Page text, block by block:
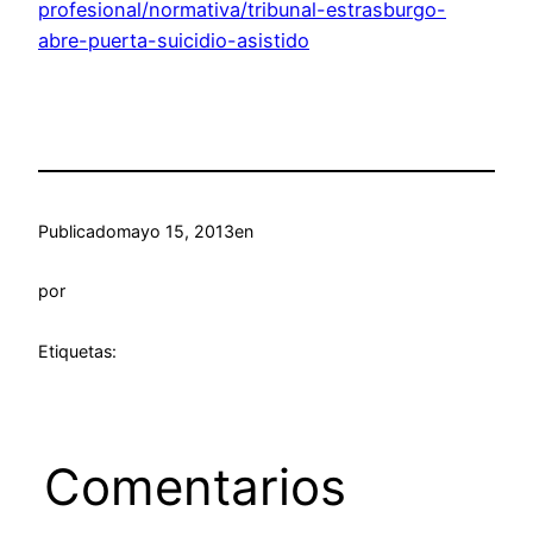
profesional/normativa/tribunal-estrasburgo-
abre-puerta-suicidio-asistido
Publicadomayo 15, 2013en
por
Etiquetas:
Comentarios